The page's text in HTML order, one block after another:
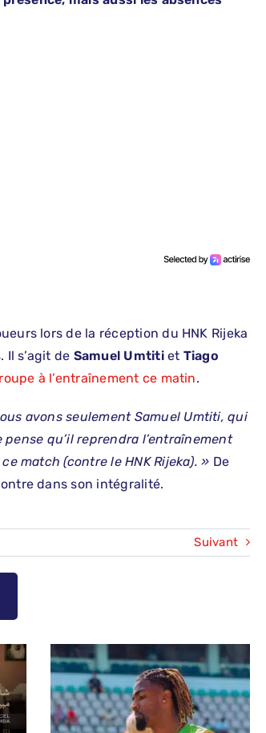
lors de la réception du HNK Rijeka
Il s’agit de Samuel Umtitiet Tiago
à l’entraînement ce matin.
avons seulement Samuel Umtiti, qui
qu’il reprendra l’entraînement
match (contre le HNK Rijeka). » De
dans son intégralité.
Suivant